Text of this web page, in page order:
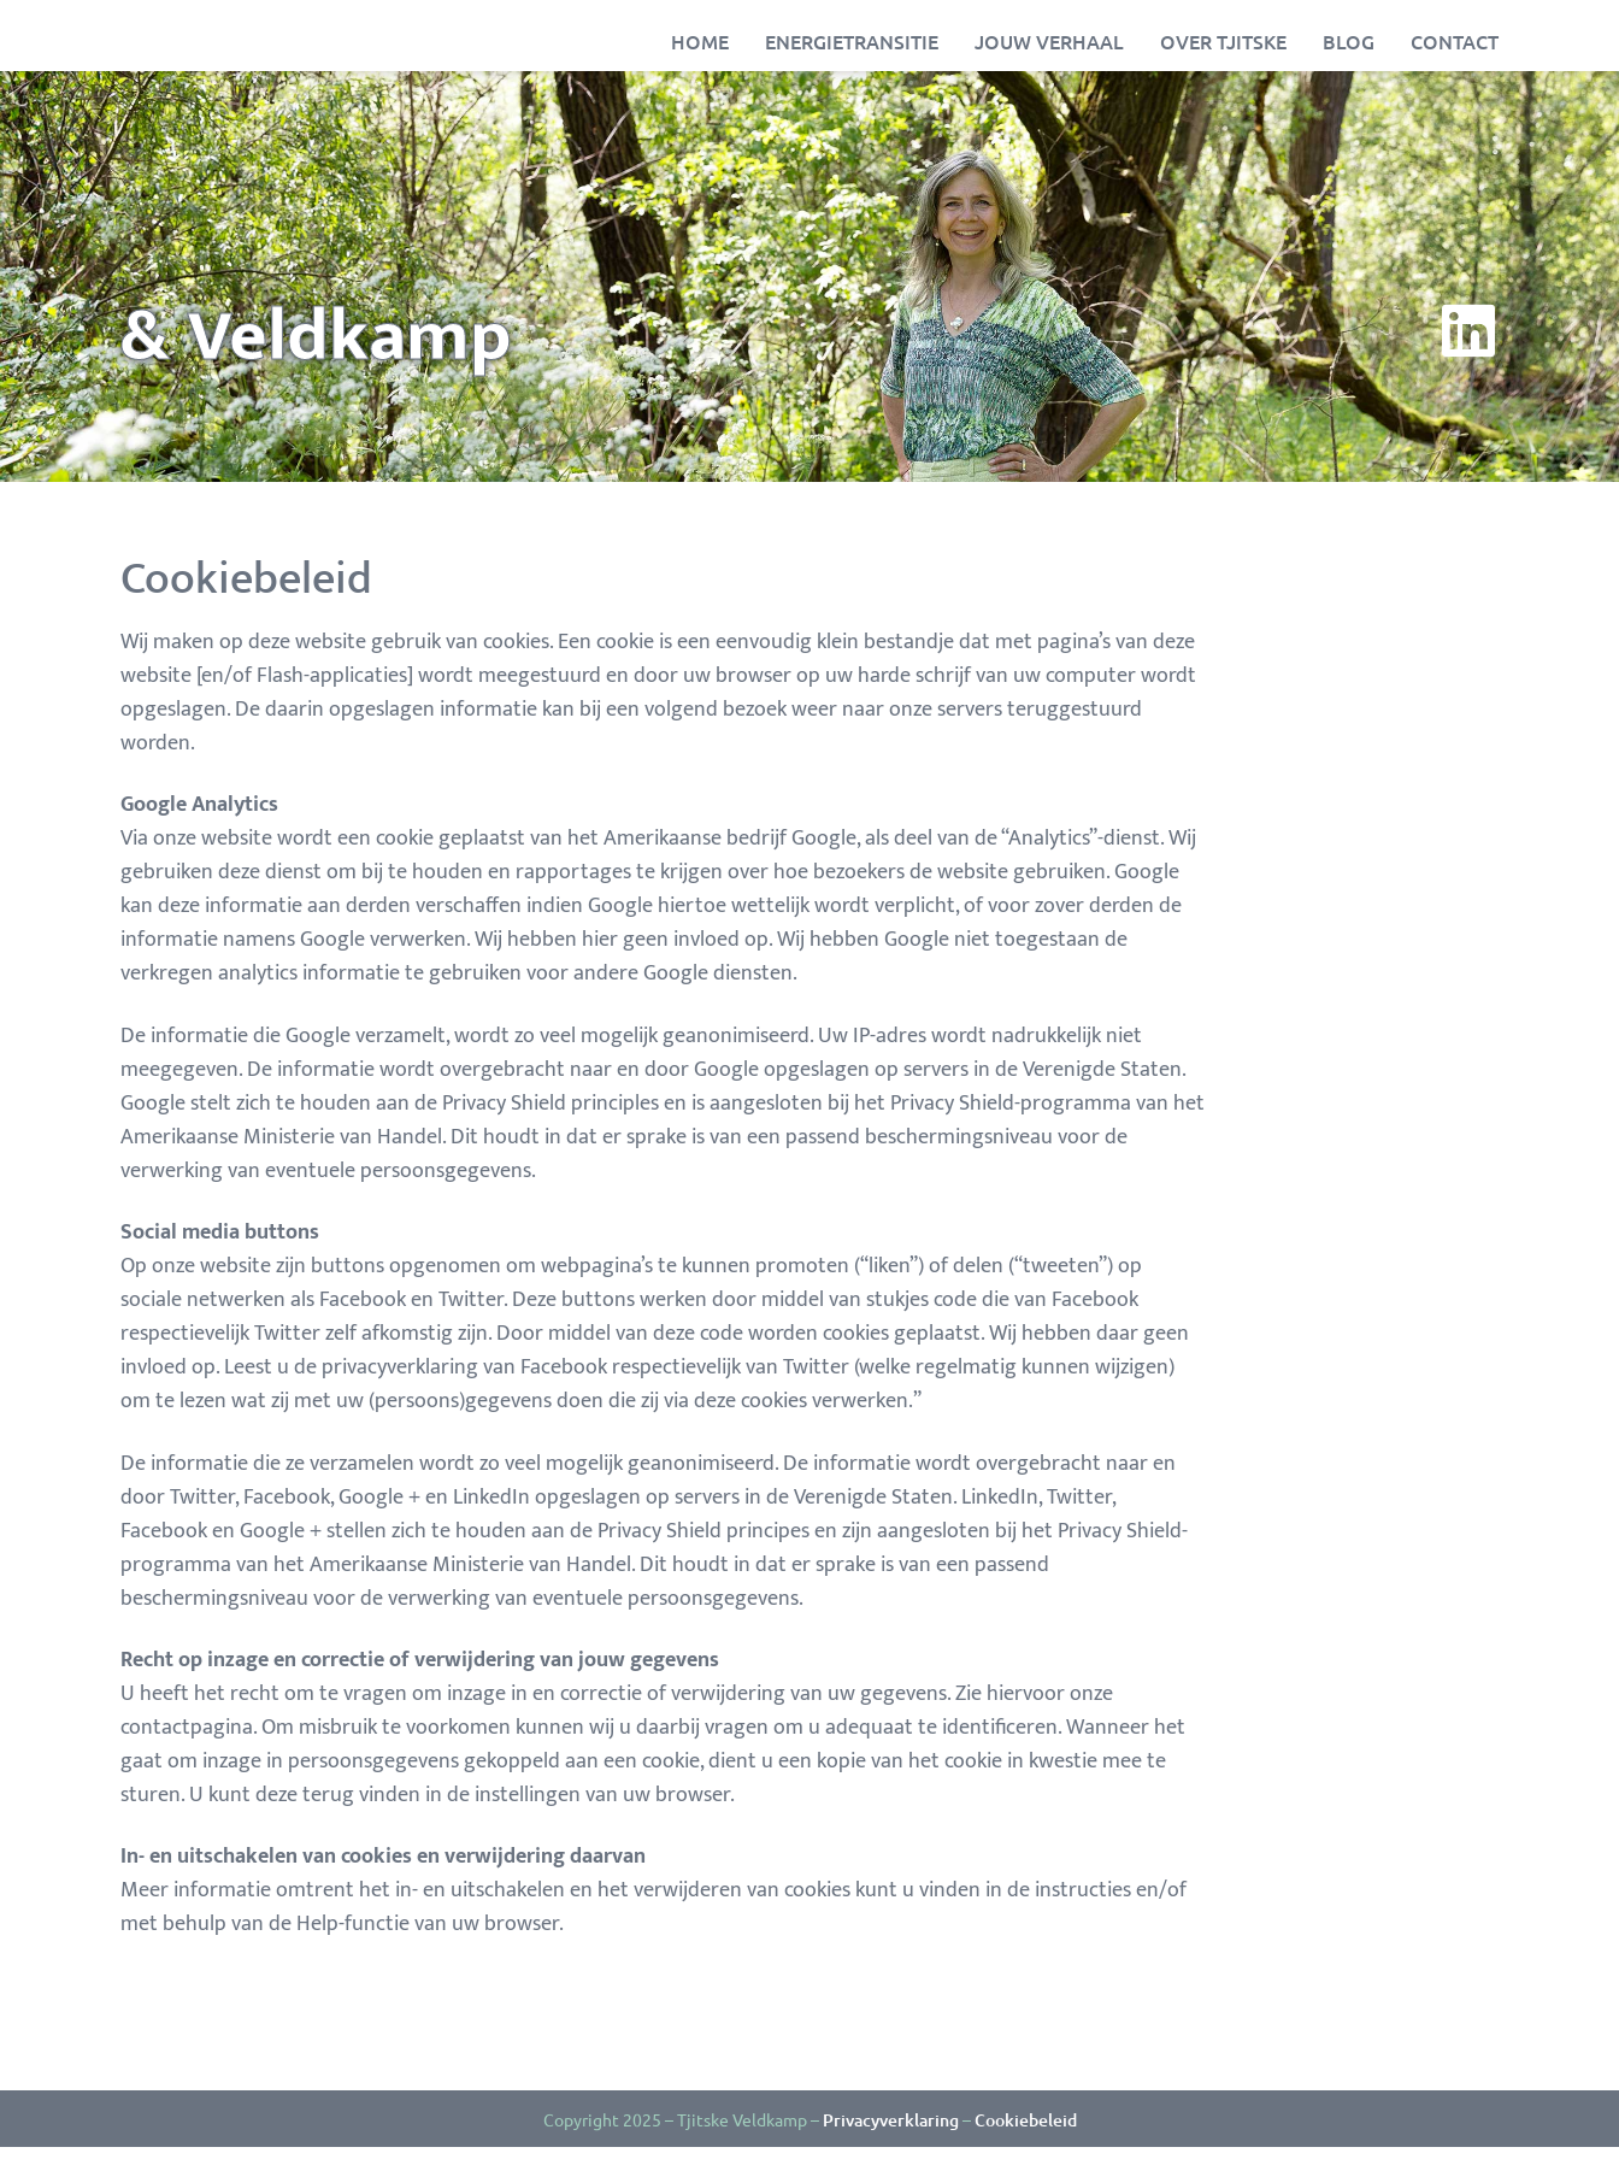
HOME ENERGIETRANSITIE JOUW VERHAAL OVER TJITSKE BLOG CONTACT
&Veldkamp
Cookiebeleid
Wij maken op deze website gebruik van cookies. Een cookie is een eenvoudig klein bestandje dat met pagina’s van deze
website [en/of Flash-applicaties] wordt meegestuurd en door uw browser op uw harde schrijf van uw computer wordt
opgeslagen. De daarin opgeslagen informatie kan bij een volgend bezoek weer naar onze servers teruggestuurd
worden.
Google Analytics
Via onze website wordt een cookie geplaatst van het Amerikaanse bedrijf Google, als deel van de “Analytics”-dienst. Wij
gebruiken deze dienst om bij te houden en rapportages te krijgen over hoe bezoekers de website gebruiken. Google
kan deze informatie aan derden verschaffen indien Google hiertoe wettelijk wordt verplicht, of voor zover derden de
informatie namens Google verwerken. Wij hebben hier geen invloed op. Wij hebben Google niet toegestaan de
verkregen analytics informatie te gebruiken voor andere Google diensten.
De informatie die Google verzamelt, wordt zo veel mogelijk geanonimiseerd. Uw IP-adres wordt nadrukkelijk niet
meegegeven. De informatie wordt overgebracht naar en door Google opgeslagen op servers in de Verenigde Staten.
Google stelt zich te houden aan de Privacy Shield principles en is aangesloten bij het Privacy Shield-programma van het
Amerikaanse Ministerie van Handel. Dit houdt in dat er sprake is van een passend beschermingsniveau voor de
verwerking van eventuele persoonsgegevens.
Social media buttons
Op onze website zijn buttons opgenomen om webpagina’s te kunnen promoten (“liken”) of delen (“tweeten”) op
sociale netwerken als Facebook en Twitter. Deze buttons werken door middel van stukjes code die van Facebook
respectievelijk Twitter zelf afkomstig zijn. Door middel van deze code worden cookies geplaatst. Wij hebben daar geen
invloed op. Leest u de privacyverklaring van Facebook respectievelijk van Twitter (welke regelmatig kunnen wijzigen)
om te lezen wat zij met uw (persoons)gegevens doen die zij via deze cookies verwerken.”
De informatie die ze verzamelen wordt zo veel mogelijk geanonimiseerd. De informatie wordt overgebracht naar en
door Twitter, Facebook, Google + en LinkedIn opgeslagen op servers in de Verenigde Staten. LinkedIn, Twitter,
Facebook en Google + stellen zich te houden aan de Privacy Shield principes en zijn aangesloten bij het Privacy Shield-
programma van het Amerikaanse Ministerie van Handel. Dit houdt in dat er sprake is van een passend
beschermingsniveau voor de verwerking van eventuele persoonsgegevens.
Recht op inzage en correctie of verwijdering van jouw gegevens
U heeft het recht om te vragen om inzage in en correctie of verwijdering van uw gegevens. Zie hiervoor onze
contactpagina. Om misbruik te voorkomen kunnen wij u daarbij vragen om u adequaat te identificeren. Wanneer het
gaat om inzage in persoonsgegevens gekoppeld aan een cookie, dient u een kopie van het cookie in kwestie mee te
sturen. U kunt deze terug vinden in de instellingen van uw browser.
In- en uitschakelen van cookies en verwijdering daarvan
Meer informatie omtrent het in- en uitschakelen en het verwijderen van cookies kunt u vinden in de instructies en/of
met behulp van de Help-functie van uw browser.
Copyright 2025 – Tjitske Veldkamp – Privacyverklaring –Cookiebeleid